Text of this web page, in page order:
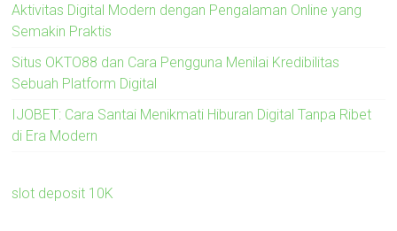
Aktivitas Digital Modern dengan Pengalaman Online yang
Semakin Praktis
Situs OKTO88 dan Cara Pengguna Menilai Kredibilitas
Sebuah Platform Digital
IJOBET: Cara Santai Menikmati Hiburan Digital Tanpa Ribet
di Era Modern
slot deposit 10K